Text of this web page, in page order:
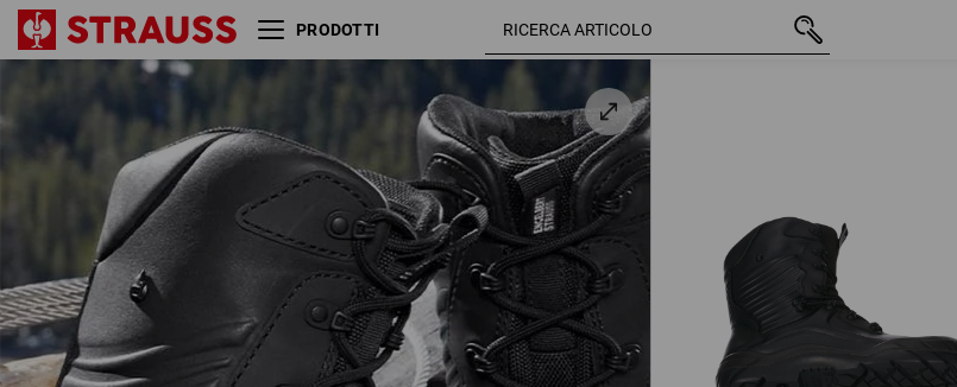
PRODOTTI
S7 scarpe antinfortunistiche
e.s. Apodis high
nero 38 134,08 €